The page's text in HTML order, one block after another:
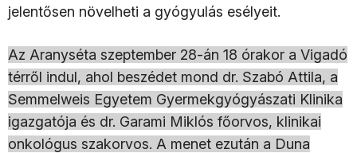
jelentősen növelheti a gyógyulás esélyeit.
Az Aranyséta szeptember 28-án 18 órakor a Vigadó
térről indul, ahol beszédet mond dr. Szabó Attila, a
Semmelweis Egyetem Gyermekgyógyászati Klinika
igazgatója és dr. Garami Miklós főorvos, klinikai
onkológus szakorvos. A menet ezután a Duna